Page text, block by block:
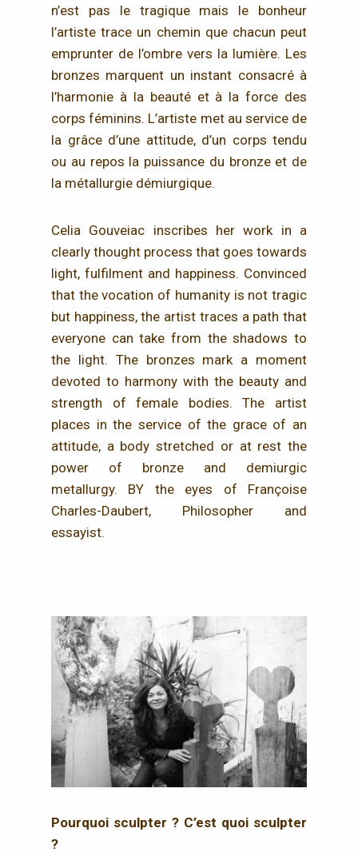
n’est pas le tragique mais le bonheur
l’artiste trace un chemin que chacun peut
emprunter de l’ombre vers la lumière. Les
bronzes marquent un instant consacré à
l’harmonie à la beauté et à la force des
corps féminins. L’artiste met au service de
la grâce d’une attitude, d’un corps tendu
ou au repos la puissance du bronze et de
la métallurgie démiurgique.
Celia Gouveiac inscribes her work in a
clearly thought process that goes towards
light, fulfilment and happiness. Convinced
that the vocation of humanity is not tragic
but happiness, the artist traces a path that
everyone can take from the shadows to
the light. The bronzes mark a moment
devoted to harmony with the beauty and
strength of female bodies. The artist
places in the service of the grace of an
attitude, a body stretched or at rest the
power of bronze and demiurgic
metallurgy. BY the eyes of Françoise
Charles-Daubert, Philosopher and
essayist.
Pourquoi sculpter ? C’est quoi sculpter
?